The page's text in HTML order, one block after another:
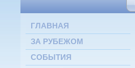
ГЛАВНАЯ
ЗА РУБЕЖОМ
СОБЫТИЯ